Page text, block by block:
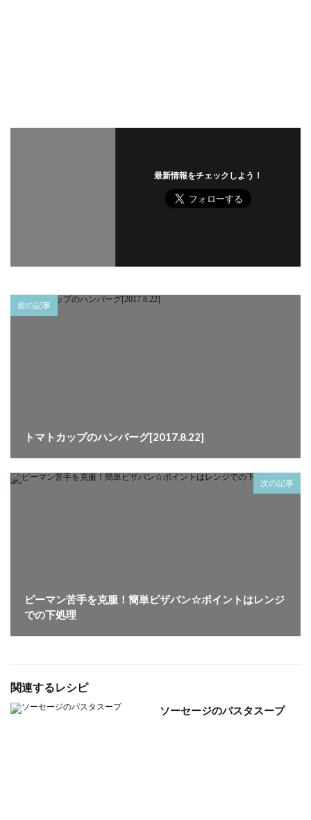
最新情報をチェックしよう！
前の記事
トマトカップのハンバーグ[2017.8.22]
次の記事
ピーマン苦手を克服！簡単ピザパン☆ポイントはレンジ
での下処理
関連するレシピ
ソーセージのパスタスープ